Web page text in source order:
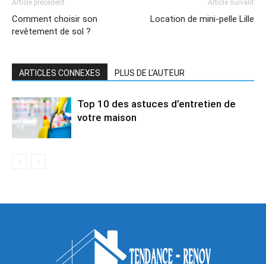
Article précédent
Comment choisir son
revêtement de sol ?
Article suivant
Location de mini-pelle Lille
ARTICLES CONNEXES PLUS DE L'AUTEUR
Top 10 des astuces d’entretien de
votre maison